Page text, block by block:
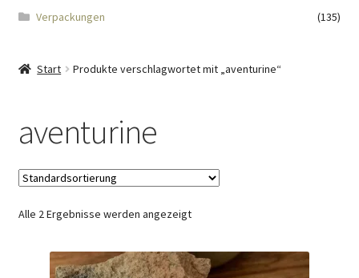
KÖNIGSHOF-Lädeli
Kontaktformular
Kunden-/Mitarbeitergeschenke
Ladies-Night
Verpackungen
(135)
Start Produkte verschlagwortet mit „aventurine“
aventurine
Alle 2 Ergebnisse werden angezeigt